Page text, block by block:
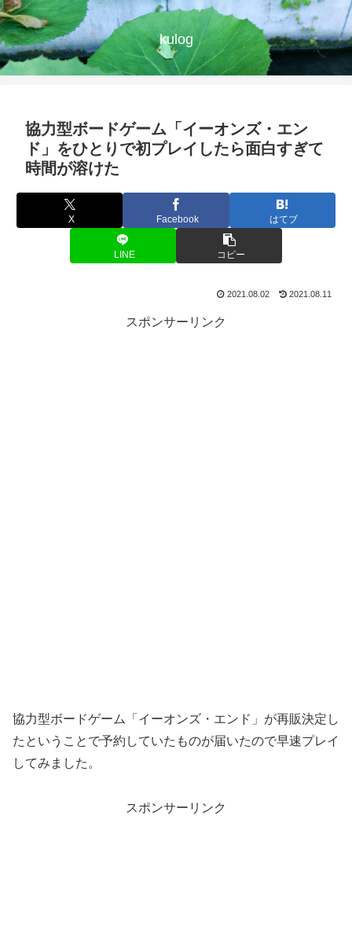
kulog
協力型ボードゲーム「イーオンズ・エン
ド」をひとりで初プレイしたら面白すぎて
時間が溶けた
X Facebook はてブ
LINE コピー
2021.08.02 2021.08.11
スポンサーリンク
協力型ボードゲーム「イーオンズ・エンド」が再販決定し
たということで予約していたものが届いたので早速プレイ
してみました。
スポンサーリンク